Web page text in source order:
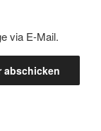
via E-Mail.